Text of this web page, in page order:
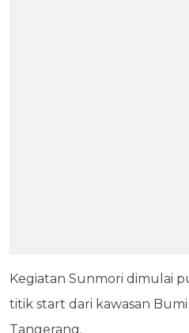
Kegiatan Sunmori dimulai
titik start dari kawasan
Tangerang.